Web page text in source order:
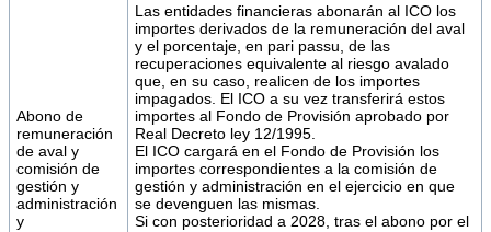
Abono de
remuneración
de aval y
comisión de
gestión y
administración
y
Las entidades financieras abonarán al ICO los
importes derivados de la remuneración del aval
y el porcentaje, en pari passu, de las
recuperaciones equivalente al riesgo avalado
que, en su caso, realicen de los importes
impagados. El ICO a su vez transferirá estos
importes al Fondo de Provisión aprobado por
Real Decreto ley 12/1995.
El ICO cargará en el Fondo de Provisión los
importes correspondientes a la comisión de
gestión y administración en el ejercicio en que
se devenguen las mismas.
Si con posterioridad a 2028, tras el abono por el